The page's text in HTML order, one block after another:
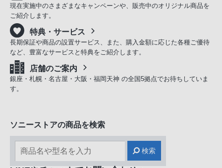
現在実施中のさまざまなキャンペーンや、販売中のオリジナル商品を
ご紹介します。
特典・サービス
長期保証や商品の設置サービス、また、購入金額に応じた各種ご優待
など、豊富なサービスと特典をご紹介します。
店舗のご案内
銀座・札幌・名古屋・大阪・福岡天神 の全国5拠点でお待ちしていま
す。
ソニーストアの商品を検索
検索